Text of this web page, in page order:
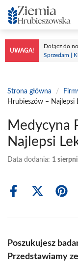
Przejdź
do
treści
UWAGA!
Dołącz do
Sprzedam |
Strona główna /
Hrubieszów – Najlepsi
Medycyna
Najlepsi
Data dodania: 1
Share
Share
(Twitter)
Poszukujesz
Przedstawiamy